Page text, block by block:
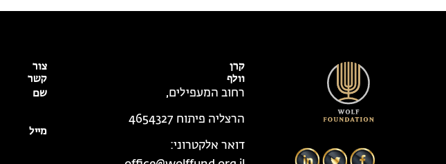
קרן
וולף
רחוב המעפילים,
הרצליה פיתוח 4654327
דואר אלקטרוני:
צור
קשר
שם
מייל